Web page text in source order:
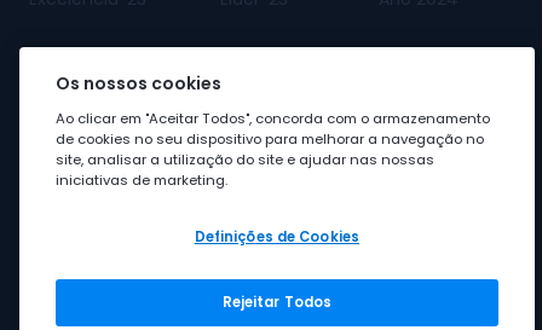
A Moloni faz parte dogrupo Visma
Grupo Visma
Os nossos cookies
Ao clicar em "Aceitar Todos", concorda com o armazenamento
de cookies no seu dispositivo para melhorar a navegação no
site, analisar a utilização do site e ajudar nas nossas
iniciativas de marketing.
Definições de Cookies
Rejeitar Todos